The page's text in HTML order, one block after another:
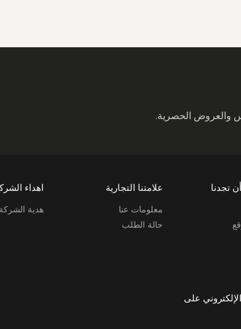
والعروض الحصرية.
تجدنا علامتنا التجارية
معلومات عنا
حالة الطلب
اهداء
هدية الشركة
على